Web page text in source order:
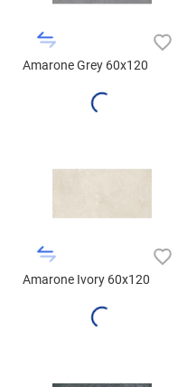
Amarone Grey 60x120
Amarone Ivory 60x120